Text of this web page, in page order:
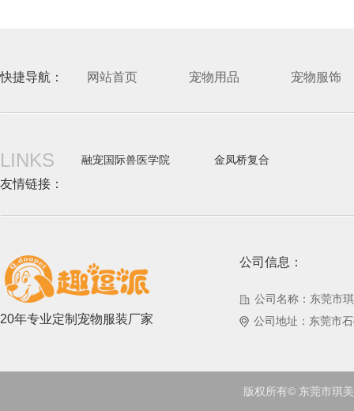
快捷导航： 网站首页 宠物用品 宠物服饰
LINKS 融宠国际兽医学院 金凤桥复合
友情链接：
20年专业定制宠物服装厂家
公司信息：
公司名称：东莞市
公司地址：东莞市
版权所有© 东莞市琪